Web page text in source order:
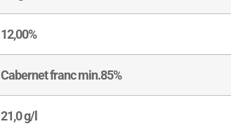
12,00%
Cabernet franc min.85%
21,0 g/l